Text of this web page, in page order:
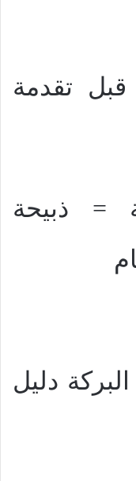
تقدمة
= ذبيحة
دليل